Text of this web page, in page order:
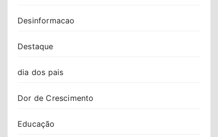
Desinformacao
Destaque
dia dos pais
Dor de Crescimento
Educação